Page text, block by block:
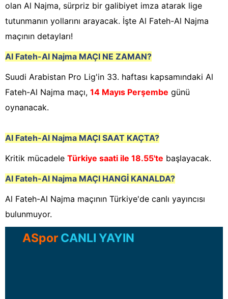
olan Al Najma, sürpriz bir galibiyet imza atarak lige
tutunmanın yollarını arayacak. İşte Al Fateh-Al Najma
maçının detayları!
Al Fateh-Al Najma MAÇI NE ZAMAN?
Suudi Arabistan Pro Lig'in 33. haftası kapsamındaki Al
Fateh-Al Najma maçı, 14 Mayıs Perşembe günü
oynanacak.
Al Fateh-Al Najma MAÇI SAAT KAÇTA?
Kritik mücadele Türkiye saati ile 18.55'te başlayacak.
Al Fateh-Al Najma MAÇI HANGİ KANALDA?
Al Fateh-Al Najma maçının Türkiye'de canlı yayıncısı
bulunmuyor.
ASpor CANLI YAYIN